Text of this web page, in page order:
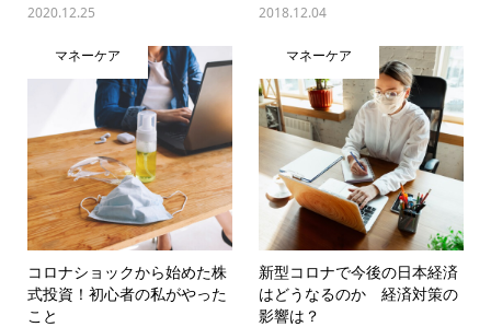
2020.12.25 2018.12.04
マネーケア
コロナショックから始めた株
式投資！初心者の私がやった
こと
マネーケア
新型コロナで今後の日本経済
はどうなるのか 経済対策の
影響は？